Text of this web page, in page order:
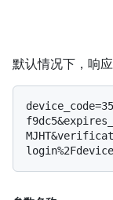
默认情况下，响